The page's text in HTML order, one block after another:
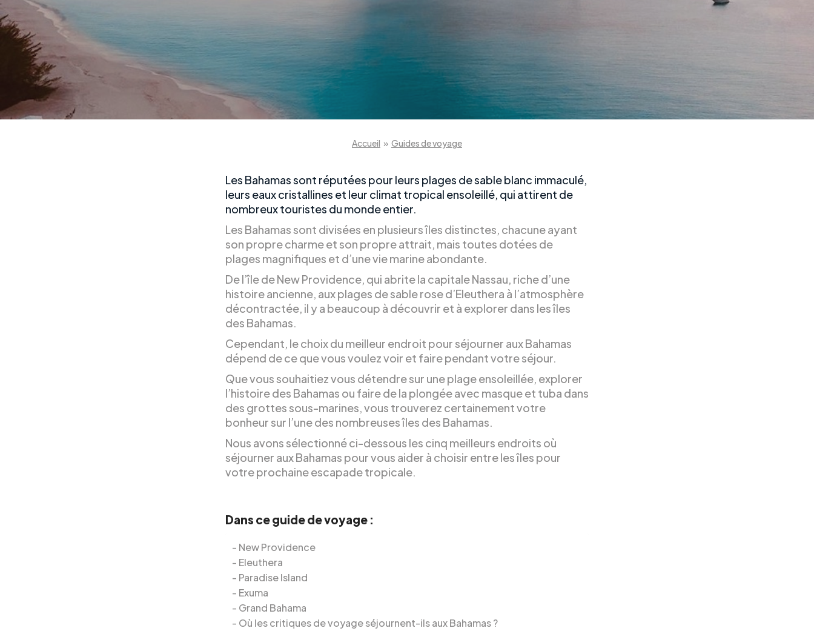
Accueil » Guides de voyage
Les Bahamas sont réputées pour leurs plages de sable blanc immaculé,
leurs eaux cristallines et leur climat tropical ensoleillé, qui attirent de
nombreux touristes du monde entier.
Les Bahamas sont divisées en plusieurs îles distinctes, chacune ayant
son propre charme et son propre attrait, mais toutes dotées de
plages magnifiques et d’une vie marine abondante.
De l’île de New Providence, qui abrite la capitale Nassau, riche d’une
histoire ancienne, aux plages de sable rose d’Eleuthera à l’atmosphère
décontractée, il y a beaucoup à découvrir et à explorer dans les îles
des Bahamas.
Cependant, le choix du meilleur endroit pour séjourner aux Bahamas
dépend de ce que vous voulez voir et faire pendant votre séjour.
Que vous souhaitiez vous détendre sur une plage ensoleillée, explorer
l’histoire des Bahamas ou faire de la plongée avec masque et tuba dans
des grottes sous-marines, vous trouverez certainement votre
bonheur sur l’une des nombreuses îles des Bahamas.
Nous avons sélectionné ci-dessous les cinq meilleurs endroits où
séjourner aux Bahamas pour vous aider à choisir entre les îles pour
votre prochaine escapade tropicale.
Dans ce guide de voyage :
New Providence
Eleuthera
Paradise Island
Exuma
Grand Bahama
Où les critiques de voyage séjournent-ils aux Bahamas ?